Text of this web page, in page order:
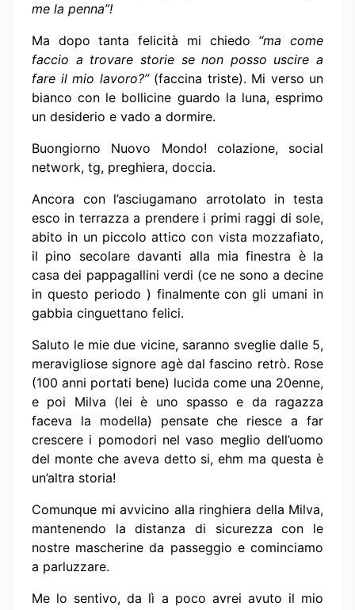
me la penna”!
Ma dopo tanta felicità mi chiedo “ma come
faccio a trovare storie se non posso uscire a
fare il mio lavoro?”(faccina triste). Mi verso un
bianco con le bollicine guardo la luna, esprimo
un desiderio e vado a dormire.
Buongiorno Nuovo Mondo! colazione, social
network, tg, preghiera, doccia.
Ancora con l’asciugamano arrotolato in testa
esco in terrazza a prendere i primi raggi di sole,
abito in un piccolo attico con vista mozzafiato,
il pino secolare davanti alla mia finestra è la
casa dei pappagallini verdi (ce ne sono a decine
in questo periodo ) finalmente con gli umani in
gabbia cinguettano felici.
Saluto le mie due vicine, saranno sveglie dalle 5,
meravigliose signore agè dal fascino retrò. Rose
(100 anni portati bene) lucida come una 20enne,
e poi Milva (lei è uno spasso e da ragazza
faceva la modella) pensate che riesce a far
crescere i pomodori nel vaso meglio dell’uomo
del monte che aveva detto si, ehm ma questa è
un’altra storia!
Comunque mi avvicino alla ringhiera della Milva,
mantenendo la distanza di sicurezza con le
nostre mascherine da passeggio e cominciamo
a parluzzare.
Me lo sentivo, da lì a poco avrei avuto il mio